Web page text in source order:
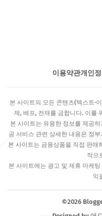
이용약관개인
본 사이트의 모든 콘텐츠(텍스트·
제, 배포, 전재를 금합니다. 이를
본 사이트는 유용한 정보를 제공
공 서비스 관련 상세한 내용은 정
본 사이트는 금융상품을 직접 판매
적으
본 사이트에는 광고 및 제휴 마케
익
©2026